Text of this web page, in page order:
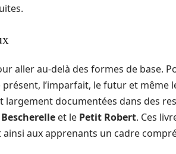
aller au-delà des formes de base.
l’imparfait, le futur et même
documentées dans des
Bescherelle et le Petit Robert. Ces
aux apprenants un cadre